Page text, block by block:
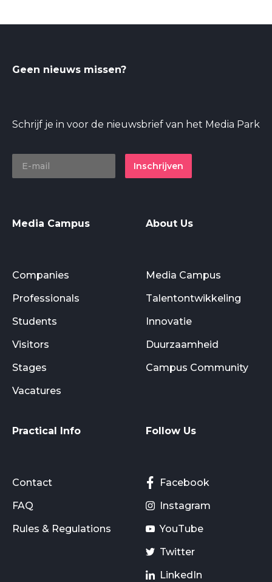
Geen nieuws missen?
Schrijf je in voor de nieuwsbrief van het Media Park
Inschrijven
Media Campus
Companies
Professionals
Students
Visitors
Stages
Vacatures
About Us
Media Campus
Talentontwikkeling
Innovatie
Duurzaamheid
Campus Community
Practical Info
Contact
FAQ
Rules & Regulations
Follow Us
Facebook
Instagram
YouTube
Twitter
LinkedIn